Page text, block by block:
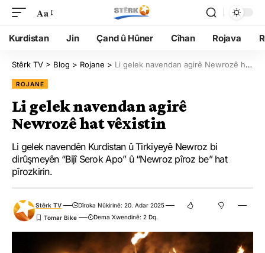
Aa
Kurdistan Jin Çand û Hûner Cîhan Rojava
Stêrk TV > Blog > Rojane > Li gelek navendan agirê Newrozê hat vêxistin
ROJANE
Li gelek navendan agirê
Newrozê hat vêxistin
Li gelek navendên Kurdistan û Tirkiyeyê Newroz bi
dirûşmeyên “Bijî Serok Apo” û “Newroz pîroz be” hat
pîrozkirin.
Stêrk TV
Dîroka Nûkirinê: 20. Adar 2025
Dema Xwendinê: 2 Dq.